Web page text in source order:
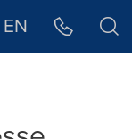
EN